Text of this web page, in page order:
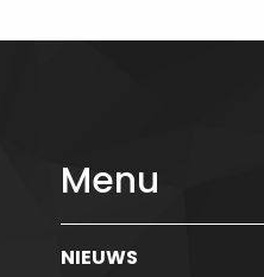
Menu
NIEUWS